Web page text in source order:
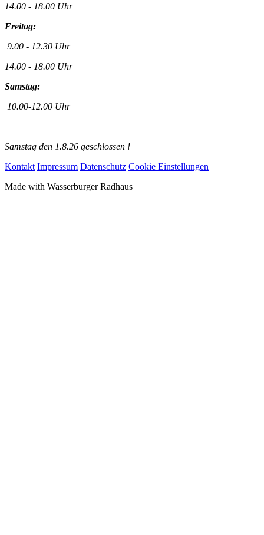
14.00 - 18.00 Uhr
Freitag:
9.00 - 12.30 Uhr
14.00 - 18.00 Uhr
Samstag:
10.00-12.00 Uhr
Samstag den 1.8.26 geschlossen !
Kontakt Impressum Datenschutz Cookie Einstellungen
Made with Wasserburger Radhaus